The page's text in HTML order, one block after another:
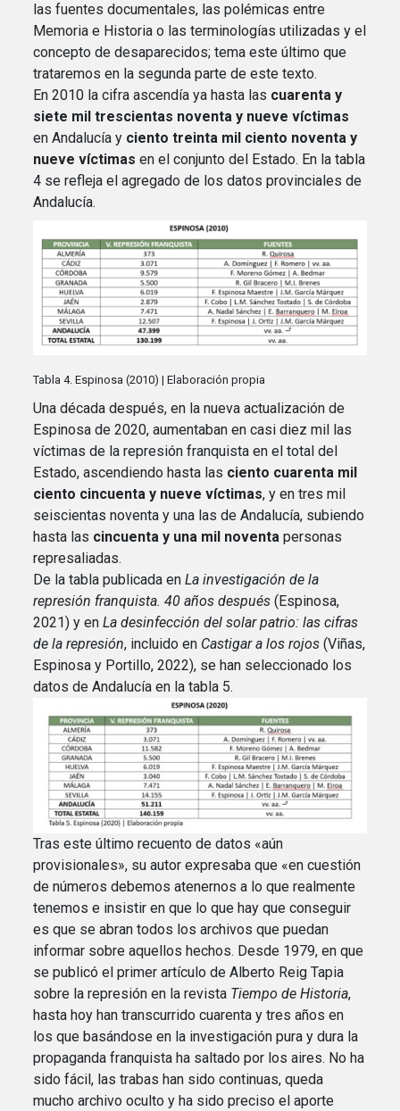
las fuentes documentales, las polémicas entre
Memoria e Historia o las terminologías utilizadas y el
concepto de desaparecidos; tema este último que
trataremos en la segunda parte de este texto.
En 2010 la cifra ascendía ya hasta las cuarenta y
siete mil trescientas noventa y nueve víctimas
en Andalucía y ciento treinta mil ciento noventa y
nueve víctimas en el conjunto del Estado. En la tabla
4 se refleja el agregado de los datos provinciales de
Andalucía.
Tabla 4. Espinosa (2010) | Elaboración propia
Una década después, en la nueva actualización de
Espinosa de 2020, aumentaban en casi diez mil las
víctimas de la represión franquista en el total del
Estado, ascendiendo hasta las ciento cuarenta mil
ciento cincuenta y nueve víctimas, y en tres mil
seiscientas noventa y una las de Andalucía, subiendo
hasta las cincuenta y una mil noventa personas
represaliadas.
De la tabla publicada enLa investigación de la
represión franquista. 40 años después (Espinosa,
2021) y enLa desinfección del solar patrio: las cifras
de la represión, incluido en Castigar a los rojos (Viñas,
Espinosa y Portillo, 2022), se han seleccionado los
datos de Andalucía en la tabla 5.
Tras este último recuento de datos «aún
provisionales», su autor expresaba que «en cuestión
de números debemos atenernos a lo que realmente
tenemos e insistir en que lo que hay que conseguir
es que se abran todos los archivos que puedan
informar sobre aquellos hechos. Desde 1979, en que
se publicó el primer artículo de Alberto Reig Tapia
sobre la represión en la revista Tiempo de Historia,
hasta hoy han transcurrido cuarenta y tres años en
los que basándose en la investigación pura y dura la
propaganda franquista ha saltado por los aires. No ha
sido fácil, las trabas han sido continuas, queda
mucho archivo oculto y ha sido preciso el aporte